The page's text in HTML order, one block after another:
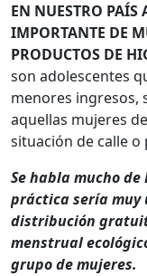
EN NUESTRO
IMPORTANTE DE
PRODUCTOS DE
son adolescentes
menores ingresos,
aquellas mujeres
situación de calle
Se habla mucho
práctica sería
distribución
menstrual
grupo de mujeres.